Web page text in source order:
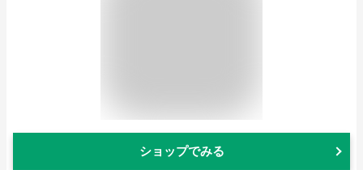
ショップでみる